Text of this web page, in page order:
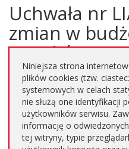
Główna
treść
strony
Uchwała nr
zmian w
Wyszków na
0.548 MB
PDF
Niniejsza strona
plików cookies (tzw.
systemowych w celach
nie służą one identyfikacji
użytkowników serwisu.
informację o
tej witryny, typie